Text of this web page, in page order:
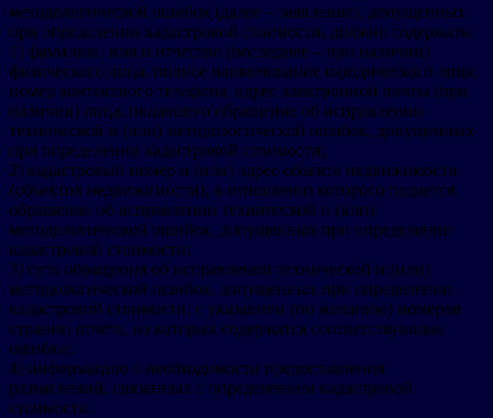
методологической ошибок (далее – заявление), допущенных
при определении кадастровой стоимости, должно содержать:
1) фамилию, имя и отчество (последнее – при наличии)
физического лица, полное наименование юридического лица,
номер контактного телефона, адрес электронной почты (при
наличии) лица, подавшего обращение об исправлении
технической и (или) методологической ошибок, допущенных
при определении кадастровой стоимости;
2) кадастровый номер и (или) адрес объекта недвижимости
(объектов недвижимости), в отношении которого подается
обращение об исправлении технической и (или)
методологической ошибок, допущенных при определении
кадастровой стоимости;
3) суть обращения об исправлении технической и (или)
методологической ошибок, допущенных при определении
кадастровой стоимости, с указанием (по желанию) номеров
страниц отчета, на которых содержатся соответствующие
ошибки;
4) информацию о необходимости предоставления
разъяснений, связанных с определением кадастровой
стоимости.